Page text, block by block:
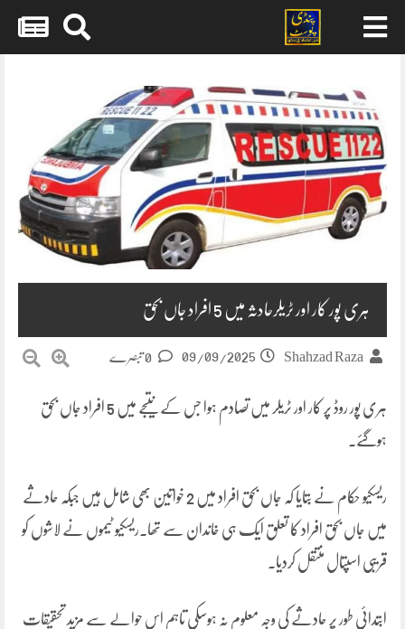
ہری پور کار اور ٹریلرحادثہ میں 5 افراد جاں بحق
Shahzad Raza
09/09/2025
ہری پور روڈ پر کار اور ٹریلر میں تصادم ہوا جس کے نتیجے میں 5 افراد جاں بحق
ہوگئے۔
ریسکیو حکام نے بتایا کہ جاں بحق افراد میں 2 خواتین بھی شامل ہیں جبکہ حادثے
میں جاں بحق افراد کا تعلق ایک ہی خاندان سے تھا۔ریسکیو ٹیموں نے لاشوں کو
قریبی اسپتال منتقل کردیا۔
ابتدائی طور پر حادثے کی وجہ معلوم نہ ہوسکی تاہم اس حوالے سے مزید تحقیقات